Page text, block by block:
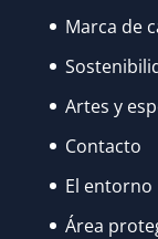
Marca de
Artes y
Contacto
El entorno
Área